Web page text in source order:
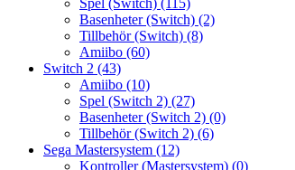
Spel (Switch) (115)
Basenheter (Switch) (2)
Tillbehör (Switch) (8)
Amiibo (60)
Switch 2 (43)
Amiibo (10)
Spel (Switch 2) (27)
Basenheter (Switch 2) (0)
Tillbehör (Switch 2) (6)
Sega Mastersystem (12)
Kontroller (Mastersystem) (0)